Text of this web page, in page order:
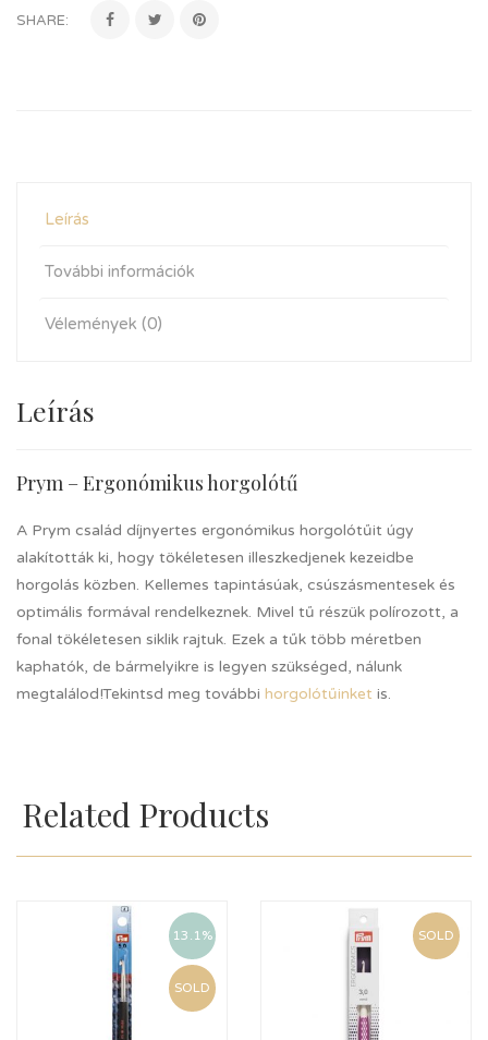
SHARE:
Leírás
További információk
Vélemények (0)
Leírás
Prym – Ergonómikus horgolótű
A Prym család díjnyertes ergonómikus horgolótűit úgy
alakították ki, hogy tökéletesen illeszkedjenek kezeidbe
horgolás közben. Kellemes tapintásúak, csúszásmentesek és
optimális formával rendelkeznek. Mivel tű részük polírozott, a
fonal tökéletesen siklik rajtuk. Ezek a tűk több méretben
kaphatók, de bármelyikre is legyen szükséged, nálunk
megtalálod!Tekintsd meg további horgolótűinket is.
Related Products
13.1%
SOLD
SOLD